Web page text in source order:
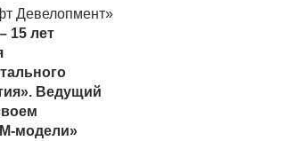
Девелопмент»
15 лет
Ведущий
-модели»